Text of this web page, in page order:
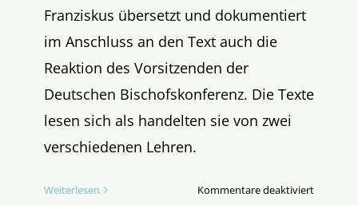
Franziskus übersetzt und dokumentiert
im Anschluss an den Text auch die
Reaktion des Vorsitzenden der
Deutschen Bischofskonferenz. Die Texte
lesen sich als handelten sie von zwei
verschiedenen Lehren.
Weiterlesen Kommentare deaktiviertfür